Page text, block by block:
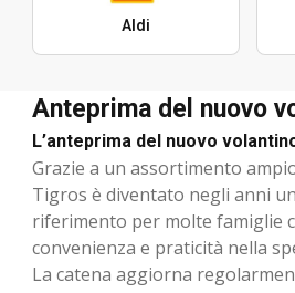
Aldi
Anteprima del nuovo
L’anteprima del nuovo
Grazie a un assortimento
Tigros è diventato negli anni
riferimento per molte famiglie
convenienza e praticità nella
La catena aggiorna